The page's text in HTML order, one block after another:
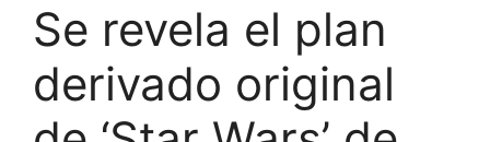
Se revela el plan
derivado original